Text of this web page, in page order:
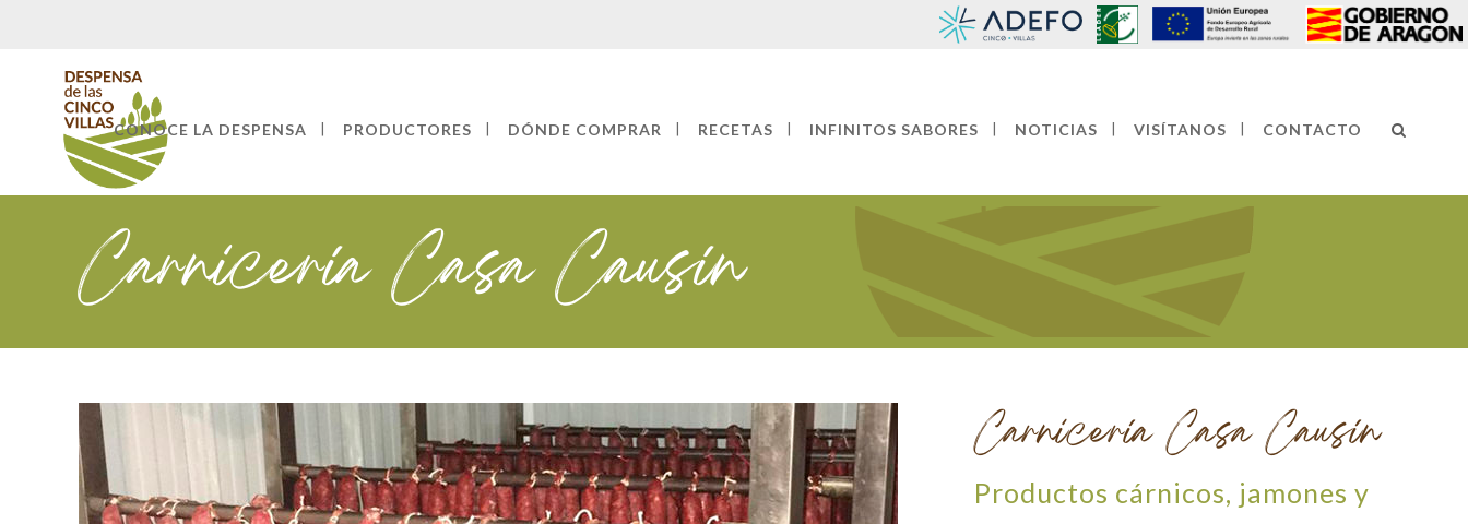
CONOCE LA DESPENSA PRODUCTORES DÓNDE COMPRAR RECETAS INFINITOS SABORES NOTICIAS VISÍTANOS CONTACTO
Carnicería Casa Causín
Carnicería Casa Causín
Productos cárnicos, jamones y